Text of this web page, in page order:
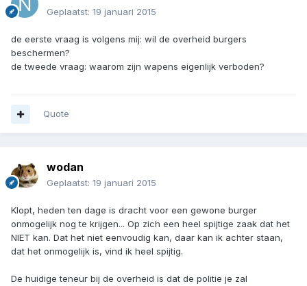
Geplaatst: 19 januari 2015
de eerste vraag is volgens mij: wil de overheid burgers
beschermen?
de tweede vraag: waarom zijn wapens eigenlijk verboden?
Quote
wodan
Geplaatst: 19 januari 2015
Klopt, heden ten dage is dracht voor een gewone burger
onmogelijk nog te krijgen... Op zich een heel spijtige zaak dat het
NIET kan. Dat het niet eenvoudig kan, daar kan ik achter staan,
dat het onmogelijk is, vind ik heel spijtig.
De huidige teneur bij de overheid is dat de politie je zal